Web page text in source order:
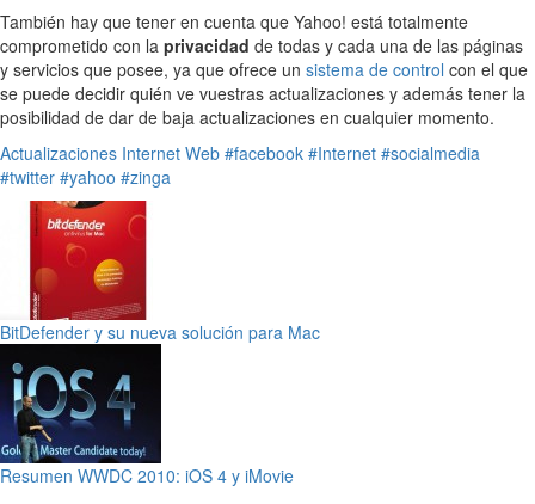
También hay que tener en cuenta que Yahoo! está totalmente
comprometido con la privacidad de todas y cada una de las páginas
y servicios que posee, ya que ofrece un sistema de control con el que
se puede decidir quién ve vuestras actualizaciones y además tener la
posibilidad de dar de baja actualizaciones en cualquier momento.
Actualizaciones Internet Web #facebook #Internet #socialmedia
#twitter #yahoo #zinga
BitDefender y su nueva solución para Mac
Resumen WWDC 2010: iOS 4 y iMovie